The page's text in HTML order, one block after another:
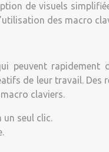
de visuels
des macro
rapidement
de leur travail.
claviers.
un seul clic.